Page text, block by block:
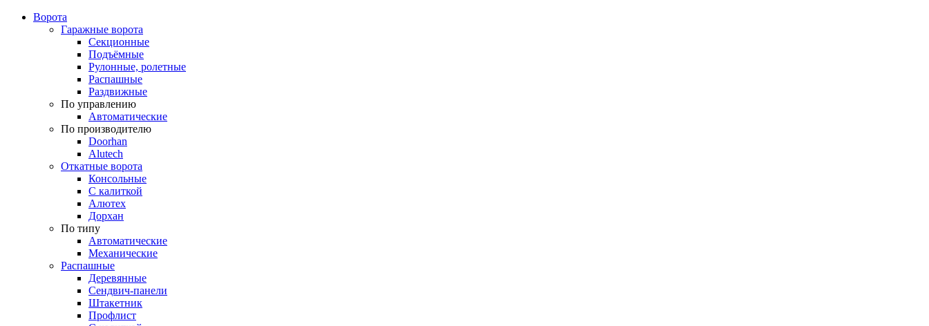
Ворота
Гаражные ворота
Секционные
Подъёмные
Рулонные, ролетные
Распашные
Раздвижные
По управлению
Автоматические
По производителю
Doorhan
Alutech
Откатные ворота
Консольные
С калиткой
Алютех
Дорхан
По типу
Автоматические
Механические
Распашные
Деревянные
Сендвич-панели
Штакетник
Профлист